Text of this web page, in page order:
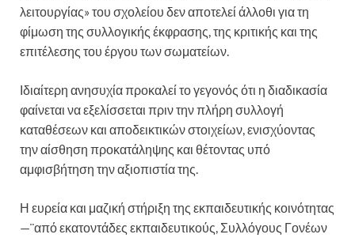
λειτουργίας» του σχολείου δεν αποτελεί άλλοθι για τη
φίμωση της συλλογικής έκφρασης, της κριτικής και της
επιτέλεσης του έργου των σωματείων.
Ιδιαίτερη ανησυχία προκαλεί το γεγονός ότι η διαδικασία
φαίνεται να εξελίσσεται πριν την πλήρη συλλογή
καταθέσεων και αποδεικτικών στοιχείων, ενισχύοντας
την αίσθηση προκατάληψης και θέτοντας υπό
αμφισβήτηση την αξιοπιστία της.
Η ευρεία και μαζική στήριξη της εκπαιδευτικής κοινότητας
—¨από εκατοντάδες εκπαιδευτικούς, Συλλόγους Γονέων